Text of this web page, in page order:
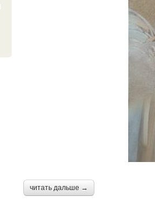
читать дальше →